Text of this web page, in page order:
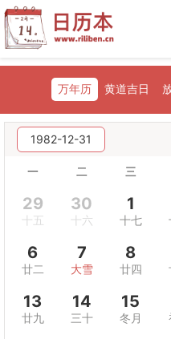
万年历 黄道吉日
1982-12-31
一 二 三
29
十五
30
十六
1
十七
6
廿二
7
大雪
8
廿四
13
廿九
14
三十
15
冬月